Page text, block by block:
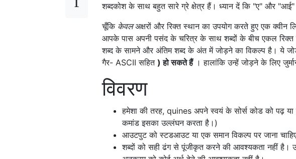
शब्दकोश के साथ बहुत सारे ग्रे क्षेत्र हैं। ध्यान दें कि "ए" और
चूँकि केवलअक्षरों और रिक्त स्थान का उपयोग करते हुए एक क्वीन
आपके पास अपनी पसंद के चरित्र के साथ शब्दों के बीच एकल
शब्द के सामने और अंतिम शब्द के अंत में जोड़ने का विकल्प है। ये
गैर- ASCII सहित ) हो सकते हैं। हालांकि उन्हें जोड़ने के लिए
विवरण
हमेशा की तरह, quines अपने स्वयं के सोर्स कोड को पढ़
कमांड इसका उल्लंघन करता है।)
आउटपुट को स्टडआउट या एक समान विकल्प पर जाना
शब्दों को सही ढंग से पूंजीकृत करने की आवश्यकता नहीं